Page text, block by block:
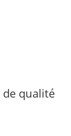
qualité